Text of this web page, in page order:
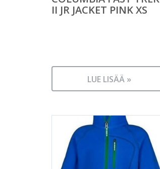
II JR JACKET PINK XS
LUE LISÄÄ »